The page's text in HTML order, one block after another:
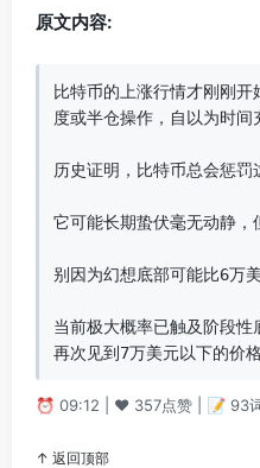
原文内容:
比特币的上涨行情才刚刚
度或半仓操作，自以为时间
历史证明，比特币总会惩罚
它可能长期蛰伏毫无动静，
别因为幻想底部可能比6万
当前极大概率已触及阶段
再次见到7万美元以下的价格
⏰ 09:12 | ❤️ 357点赞 | 📝 93
↑ 返回顶部